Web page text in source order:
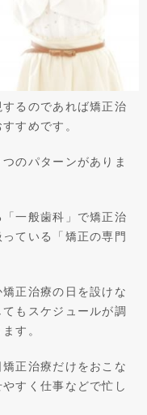
るのであれば矯正治
すめです。
のパターンがありま
一般歯科」で矯正治
ている「矯正の専門
正治療の日を設けな
もスケジュールが調
す。
正治療だけをおこな
すく仕事などで忙し